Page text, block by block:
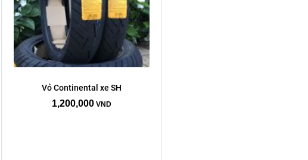
Vỏ Continental xe SH
1,200,000 VND